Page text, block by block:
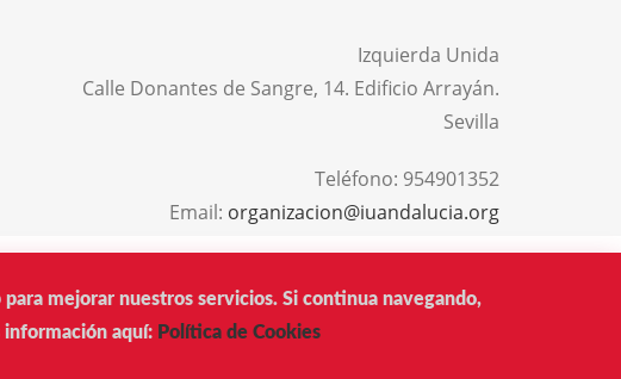
mejorar nuestros servicios. Si continua navegando,
información aquí: Política de Cookies
Izquierda Unida
Calle Donantes de Sangre, 14. Edificio Arrayán.
Sevilla
Teléfono: 954901352
Email: organizacion@iuandalucia.org